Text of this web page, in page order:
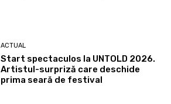
ACTUAL
Start spectaculos la UNTOLD 2026.
Artistul-surpriză care deschide
prima seară de festival